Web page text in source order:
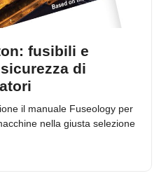
fusibili e
di
il manuale Fuseology per
nella giusta selezione